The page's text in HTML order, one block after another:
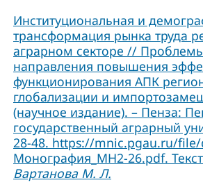
Институциональная и
трансформация рынка труда
аграрном секторе //
направления повышения
функционирования АПК
глобализации и
(научное издание). – Пенза:
государственный аграрный
28-48. https://mnic.pgau.ru/
Монография_МН2-26.pdf.
Вартанова М. Л.